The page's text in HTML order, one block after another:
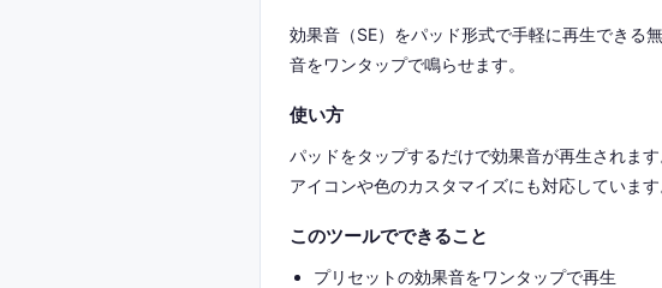
効果音（SE）をパッド形式で手軽に再生できる
音をワンタップで鳴らせます。
使い方
パッドをタップするだけで効果音が再生されま
アイコンや色のカスタマイズにも対応しています
このツールでできること
プリセットの効果音をワンタップで再生